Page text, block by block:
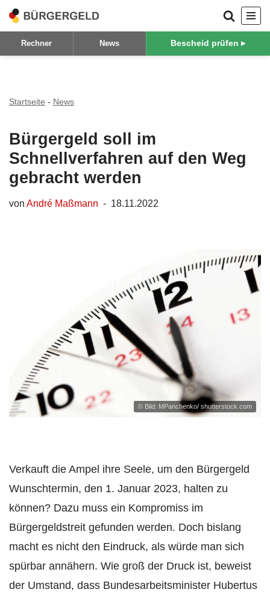
Zum
Inhalt
Rechner News Bescheid prüfen ▸
Startseite - News
Bürgergeld soll im
Schnellverfahren auf den Weg
gebracht werden
von André Maßmann 18.11.2022
© Bild: MPanchenko/ shutterstock.com
Verkauft die Ampel ihre Seele, um den Bürgergeld
Wunschtermin, den 1. Januar 2023, halten zu
können? Dazu muss ein Kompromiss im
Bürgergeldstreit gefunden werden. Doch bislang
macht es nicht den Eindruck, als würde man sich
spürbar annähern. Wie groß der Druck ist, beweist
der Umstand, dass Bundesarbeitsminister Hubertus